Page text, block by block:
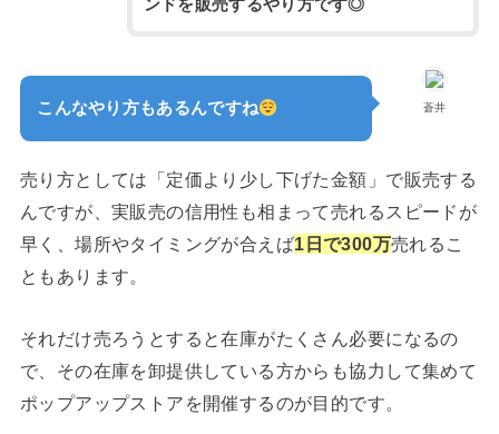
ンドを販売するやり方です◎
蒼井
こんなやり方もあるんですね
売り方としては「定価より少し下げた金額」で販売する
んですが、実販売の信用性も相まって売れるスピードが
早く、場所やタイミングが合えば1日で300万売れるこ
ともあります。
それだけ売ろうとすると在庫がたくさん必要になるの
で、その在庫を卸提供している方からも協力して集めて
ポップアップストアを開催するのが目的です。